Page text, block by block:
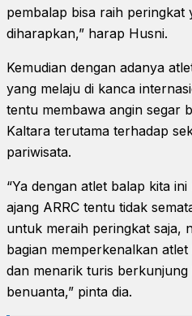
pembalap bisa raih peringkat
diharapkan,” harap Husni.
Kemudian dengan adanya
yang melaju di kanca
tentu membawa angin segar
Kaltara terutama terhadap
pariwisata.
“Ya dengan atlet balap kita ini
ajang ARRC tentu tidak
untuk meraih peringkat saja,
bagian memperkenalkan atlet
dan menarik turis berkunjung
benuanta,” pinta dia.